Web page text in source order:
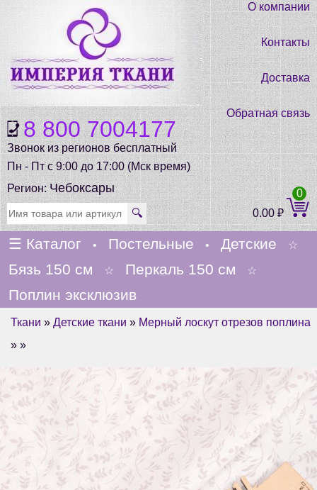
8 800 7004177
Звонок из регионов бесплатный
Пн - Пт с 9:00 до 17:00 (Мск время)
О компании
Контакты
Доставка
Обратная связь
Регион:Чебоксары
🔍 0.00₽
0
☰ Каталог • Постельные • Детские ☆
Бязь 150 см ☆ Перкаль 150 см ☆
Поплин эксклюзив
Ткани » Детские ткани » Мерный лоскут отрезов поплина
» »